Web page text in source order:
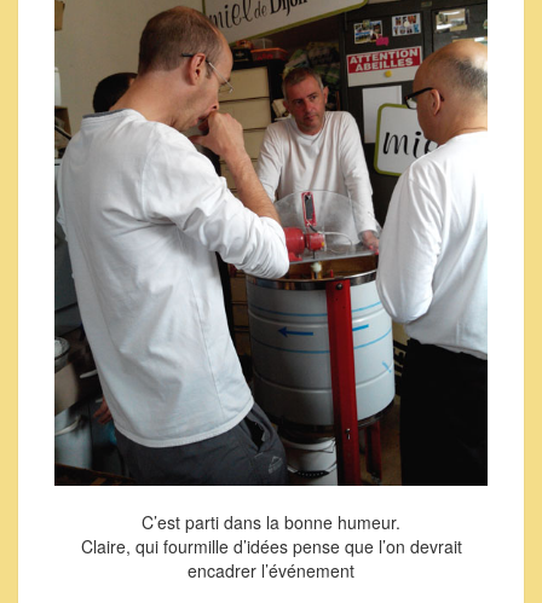
C’est parti dans la bonne humeur.
Claire, qui fourmille d’idées pense que l’on devrait
encadrer l’événement